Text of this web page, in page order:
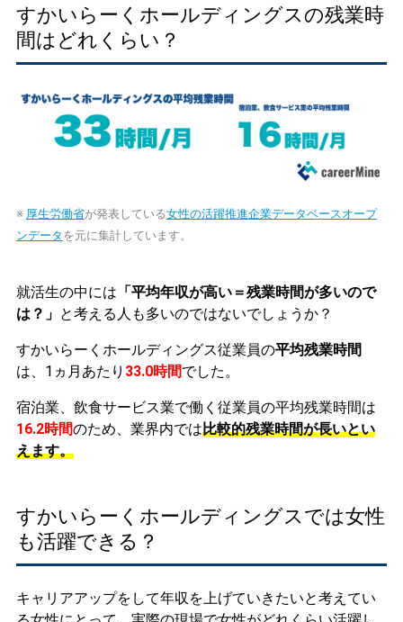
すかいらーくホールディングスの残業時
間はどれくらい？
※ 厚生労働省が発表している女性の活躍推進企業データベースオープ
ンデータ を元に集計しています。
就活生の中には 「平均年収が高い＝残業時間が多いので
は？」 と考える人も多いのではないでしょうか？
すかいらーくホールディングス従業員の平均残業時間
は、1ヵ月あたり 33.0時間でした。
宿泊業、飲食サービス業で働く従業員の平均残業時間は
16.2時間のため、業界内では比較的残業時間が長いとい
えます。
すかいらーくホールディングスでは女性
も活躍できる？
キャリアアップをして年収を上げていきたいと考えてい